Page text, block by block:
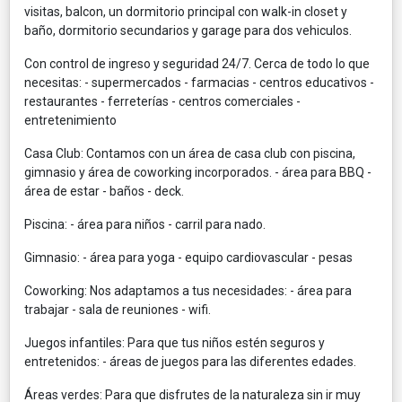
visitas, balcon, un dormitorio principal con walk-in closet y
baño, dormitorio secundarios y garage para dos vehiculos.
Con control de ingreso y seguridad 24/7. Cerca de todo lo que
necesitas: - supermercados - farmacias - centros educativos -
restaurantes - ferreterías - centros comerciales -
entretenimiento
Casa Club: Contamos con un área de casa club con piscina,
gimnasio y área de coworking incorporados. - área para BBQ -
área de estar - baños - deck.
Piscina: - área para niños - carril para nado.
Gimnasio: - área para yoga - equipo cardiovascular - pesas
Coworking: Nos adaptamos a tus necesidades: - área para
trabajar - sala de reuniones - wifi.
Juegos infantiles: Para que tus niños estén seguros y
entretenidos: - áreas de juegos para las diferentes edades.
Áreas verdes: Para que disfrutes de la naturaleza sin ir muy